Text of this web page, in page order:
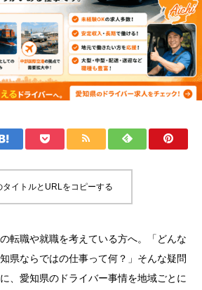
タイトルとURLをコピーする
転職や就職を考えている方へ。「どんな
県ならではの仕事って何？」そんな疑問
、愛知県のドライバー事情を地域ごとに